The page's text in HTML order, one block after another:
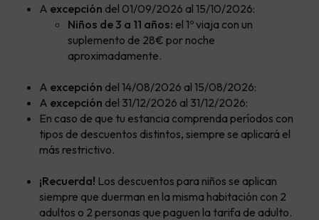
A excepción del 01/09/2026 al 15/10/2026:
Niños de 3 a 11 años: el 1º viaja con un
suplemento de 28€ por noche
aproximadamente.
A excepción del 14/08/2026 al 15/08/2026:
A excepción del 31/12/2026 al 31/12/2026:
En caso de que tu estancia comprenda períodos con
tipos de descuentos distintos, siempre se aplicará el
más restrictivo.
¡Recuerda! Los descuentos para niños se aplican
siempre que duerman en la misma habitación con 2
adultos o 2 personas que paguen la tarifa de adulto.